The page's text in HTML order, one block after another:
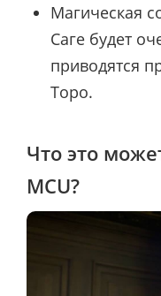
Магическая
Саге будет
приводятся
Торо.
Что это
MCU?